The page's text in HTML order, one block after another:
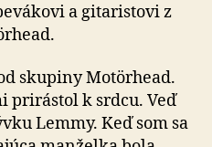
a gitaristovi z
skupiny Motörhead.
prirástol k srdcu. Veď
Lemmy. Keď som sa